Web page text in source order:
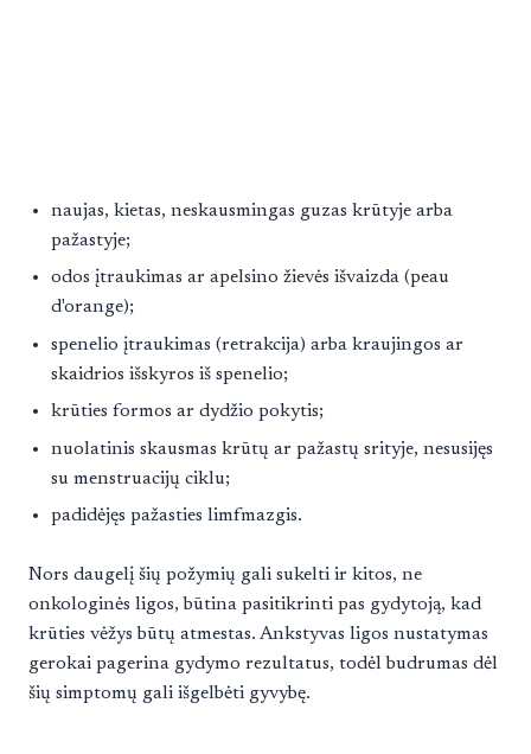
naujas, kietas, neskausmingas guzas krūtyje arba
pažastyje;
odos įtraukimas ar apelsino žievės išvaizda (peau
d'orange);
spenelio įtraukimas (retrakcija) arba kraujingos ar
skaidrios išskyros iš spenelio;
krūties formos ar dydžio pokytis;
nuolatinis skausmas krūtų ar pažastų srityje, nesusijęs
su menstruacijų ciklu;
padidėjęs pažasties limfmazgis.
Nors daugelį šių požymių gali sukelti ir kitos, ne
onkologinės ligos, būtina pasitikrinti pas gydytoją, kad
krūties vėžys būtų atmestas. Ankstyvas ligos nustatymas
gerokai pagerina gydymo rezultatus, todėl budrumas dėl
šių simptomų gali išgelbėti gyvybę.